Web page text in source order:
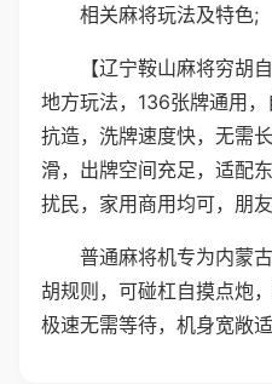
相关麻将玩法及特色;
【辽宁鞍山麻将穷胡
地方玩法，136张牌通用
抗造，洗牌速度快，无需
滑，出牌空间充足，适配
扰民，家用商用均可，朋
普通麻将机专为内蒙
胡规则，可碰杠自摸点炮
极速无需等待，机身宽敞适